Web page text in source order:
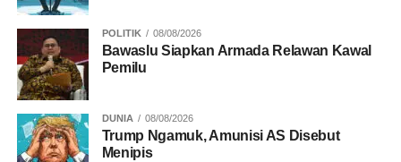
POLITIK 08/08/2026
Bawaslu Siapkan Armada Relawan Kawal
Pemilu
DUNIA 08/08/2026
Trump Ngamuk, Amunisi AS Disebut
Menipis